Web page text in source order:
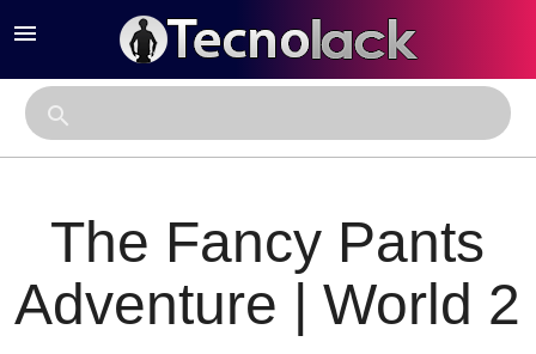
menu
search
The Fancy Pants
Adventure | World 2